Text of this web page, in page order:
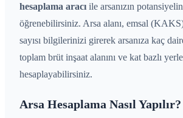
hesaplama aracı ile arsanızın
öğrenebilirsiniz. Arsa alanı, emsal
sayısı bilgilerinizi girerek arsanıza kaç
toplam brüt inşaat alanını ve kat bazlı
hesaplayabilirsiniz.
Arsa Hesaplama Nasıl Yapılır?